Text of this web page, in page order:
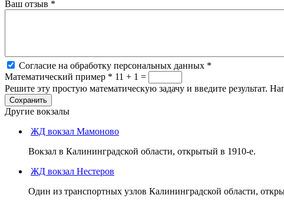
Ваш отзыв *
Согласие на обработку персональных данных *
Математический пример * 11 + 1 =
Решите эту простую математическую задачу и введите результат.
Другие вокзалы
ЖД вокзал Мамоново
Вокзал в Калининградской области, открытый в 1910-е.
ЖД вокзал Нестеров
Один из транспортных узлов Калининградской области,